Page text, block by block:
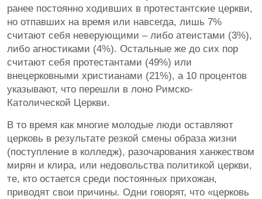
ранее постоянно ходивших в протестантские церкви,
но отпавших на время или навсегда, лишь 7%
считают себя неверующими – либо атеистами (3%),
либо агностиками (4%). Остальные же до сих пор
считают себя протестантами (49%) или
внецерковными христианами (21%), а 10 процентов
указывают, что перешли в лоно Римско-
Католической Церкви.
В то время как многие молодые люди оставляют
церковь в результате резкой смены образа жизни
(поступление в колледж), разочарования ханжеством
мирян и клира, или недовольства политикой церкви,
те, кто остается среди постоянных прихожан,
приводят свои причины. Одни говорят, что «церковь